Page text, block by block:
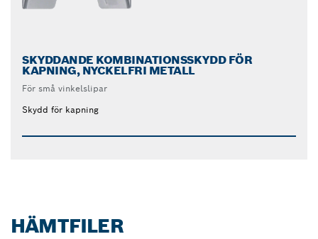
SKYDDANDE KOMBINATIONSSKYDD FÖR
KAPNING, NYCKELFRI METALL
För små vinkelslipar
Skydd för kapning
HÄMTFILER